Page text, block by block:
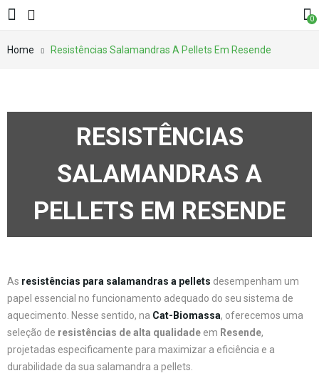
0
Home Resistências Salamandras A Pellets Em Resende
RESISTÊNCIAS
SALAMANDRAS A
PELLETS EM RESENDE
As resistências para salamandras a pellets desempenham um
papel essencial no funcionamento adequado do seu sistema de
aquecimento. Nesse sentido, na Cat-Biomassa, oferecemos uma
seleção de resistências de alta qualidade em Resende,
projetadas especificamente para maximizar a eficiência e a
durabilidade da sua salamandra a pellets.